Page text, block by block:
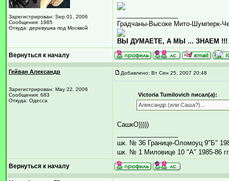
Зарегистрирован: Sep 01, 2006
Сообщения: 1985
Откуда: деревушка под Москвой
Градчаны-Высоке Мито-Шумперк-
ВЫ ДУМАЕТЕ, А МЫ ... ЗНАЕМ !!!
Вернуться к началу
Гейван Александр
Зарегистрирован: May 22, 2006
Сообщения: 683
Откуда: Одесса
Добавлено: Вт Сен 25, 2007 20:48
Victoria Tumilovich писал(а):
Александр (или Саша?)...
СашкО)))))
шк. № 36 Границе-Оломоуц 9"Б"
шк. № 1 Миловице 10 "А" 1985-86
Вернуться к началу